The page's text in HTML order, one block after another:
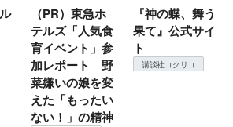
（PR）東急ホ
テルズ「人気食
育イベント」参
加レポート 野
菜嫌いの娘を変
えた「もったい
ない！」の精神
『神の蝶、舞う
果て』公式サイ
ト
講談社コクリコ